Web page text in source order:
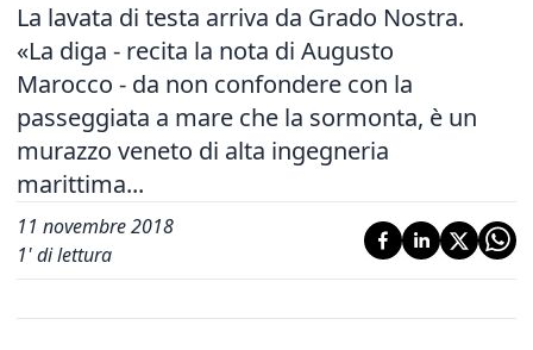
La lavata di testa arriva da Grado Nostra.
«La diga - recita la nota di Augusto
Marocco - da non confondere con la
passeggiata a mare che la sormonta, è un
murazzo veneto di alta ingegneria
marittima...
11 novembre 2018
1' di lettura